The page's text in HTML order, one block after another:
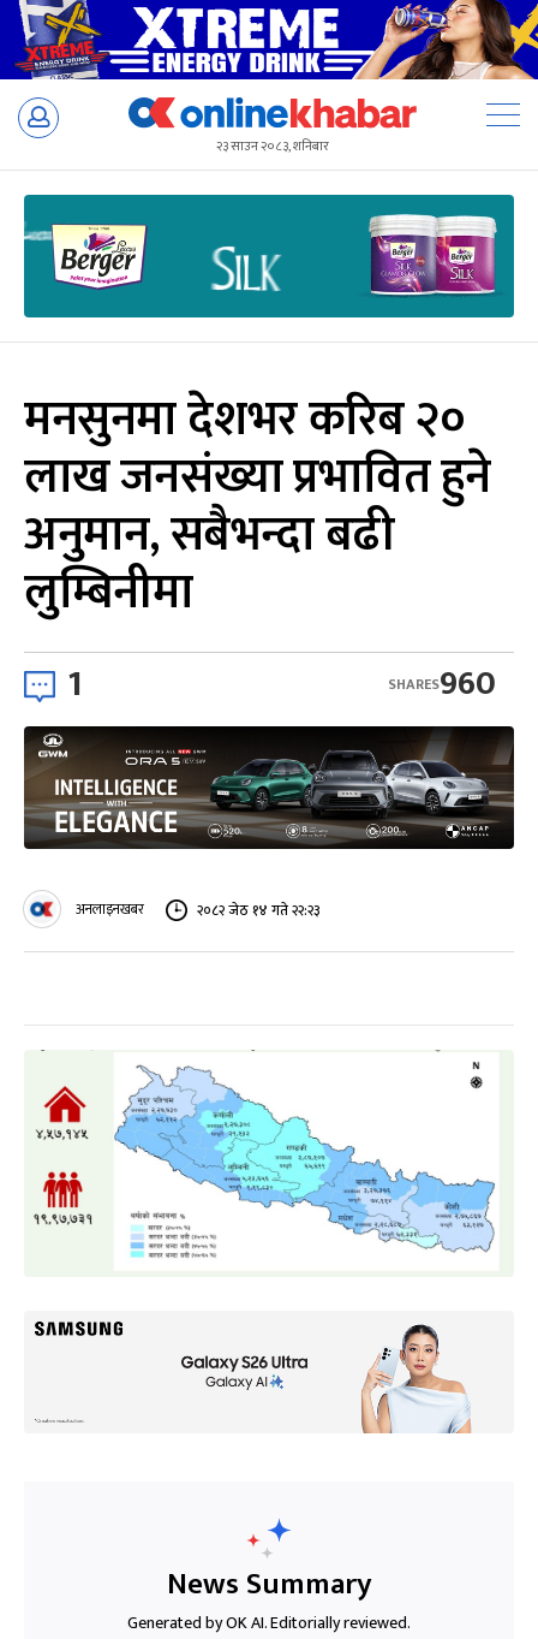
Skip
२३ साउन २०८३, शनिबार
मनसुनमा देशभर करिब २०
लाख जनसंख्या प्रभावित हुने
अनुमान, सबैभन्दा बढी
लुम्बिनीमा
1 960
SHARES
अनलाइनखबर २०८२ जेठ १४ गते २२:२३
News Summary
Generated by OK AI. Editorially reviewed.